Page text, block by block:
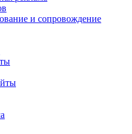
и сопровождение